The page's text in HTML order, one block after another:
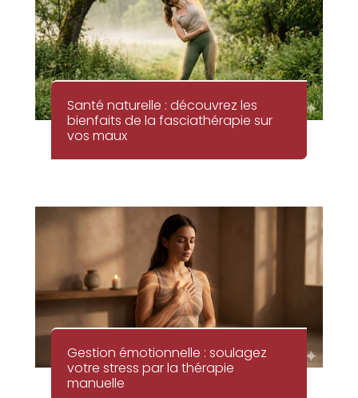
Santé naturelle : découvrez les
bienfaits de la fasciathérapie sur
vos maux
Gestion émotionnelle : soulagez
votre stress par la thérapie
manuelle